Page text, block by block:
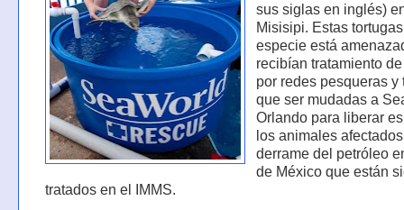
sus siglas en inglés)
Misisipi. Estas
especie está
recibían tratamiento
por redes pesqueras y
que ser mudadas a
Orlando para liberar
los animales
derrame del petróleo
de México que están
tratados en el IMMS.